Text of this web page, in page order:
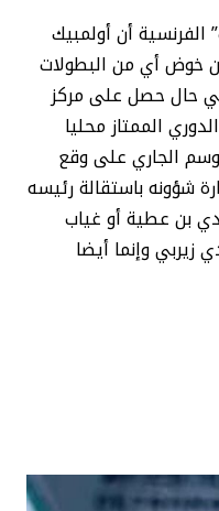
الفرنسية أن أولمبيك
خوض أي من البطولات
في موسم 2026 ـ 2027 في حال حصل على مركز
الممتاز محليا
الجاري على وقع
شؤونه باستقالة رئيسه
بن عطية أو غياب
زيربي وإنما أيضا